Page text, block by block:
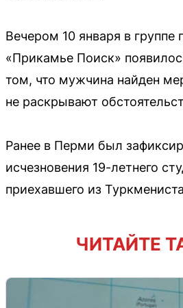
Вечером 10 января в группе
«Прикамье Поиск»
том, что мужчина найден
не раскрывают
Ранее в Перми был
исчезновения 19-летнего
приехавшего из
ЧИТАЙТЕ